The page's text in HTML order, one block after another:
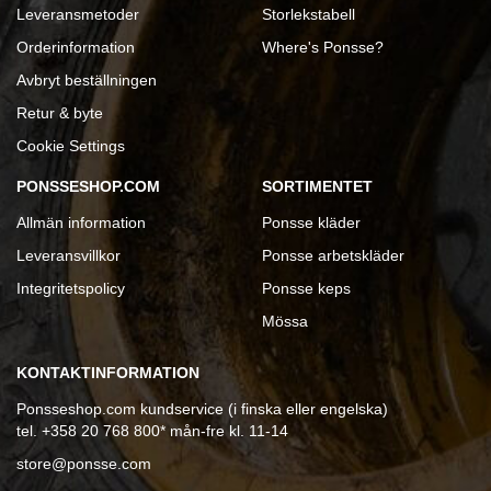
Leveransmetoder
Orderinformation
Avbryt beställningen
Retur & byte
Cookie Settings
Storlekstabell
Where's Ponsse?
PONSSESHOP.COM
Allmän information
Leveransvillkor
Integritetspolicy
SORTIMENTET
Ponsse kläder
Ponsse arbetskläder
Ponsse keps
Mössa
KONTAKTINFORMATION
Ponsseshop.com kundservice (i finska eller engelska)
tel. +358 20 768 800* mån-fre kl. 11-14
store@ponsse.com